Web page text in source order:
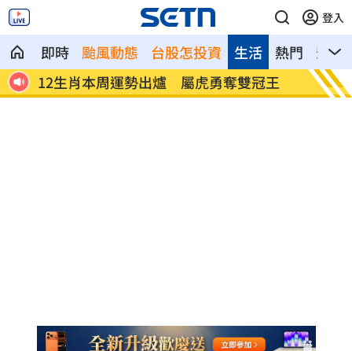
登入
即時 颱風動態 台股怎投資 熱門 影音
生活
多
12生肖本周運勢出爐 屬虎勇奪雙冠王
件事